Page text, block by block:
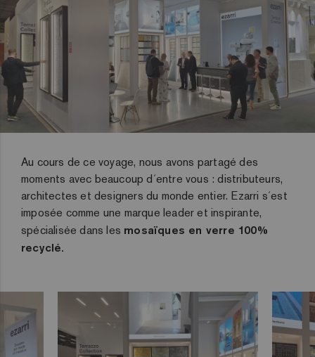
Au cours de ce voyage, nous avons partagé des
moments avec beaucoup d´entre vous : distributeurs,
architectes et designers du monde entier. Ezarri s´est
imposée comme une marque leader et inspirante,
spécialisée dans les mosaïques en verre 100%
recyclé.